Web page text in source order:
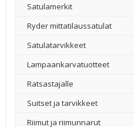
Satulamerkit
Ryder mittatilaussatulat
Satulatarvikkeet
–
Lampaankarvatuotteet
Ratsastajalle
Suitset ja tarvikkeet
Riimut ja riimunnarut